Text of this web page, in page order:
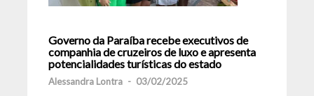
Governo da Paraíba recebe executivos de
companhia de cruzeiros de luxo e apresenta
potencialidades turísticas do estado
Alessandra Lontra - 03/02/2025